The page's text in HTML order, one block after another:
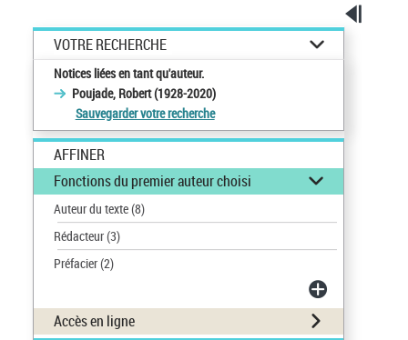
VOTRE RECHERCHE
Notices liées en tant qu'auteur.
Poujade, Robert (1928-2020)
Sauvegarder votre recherche
AFFINER
Fonctions du premier auteur choisi
Auteur du texte(8)
Rédacteur(3)
Préfacier(2)
Accès en ligne